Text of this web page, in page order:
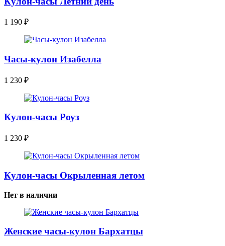
1 190 ₽
Часы-кулон Изабелла
1 230 ₽
Кулон-часы Роуз
1 230 ₽
Кулон-часы Окрыленная летом
Нет в наличии
Женские часы-кулон Бархатцы